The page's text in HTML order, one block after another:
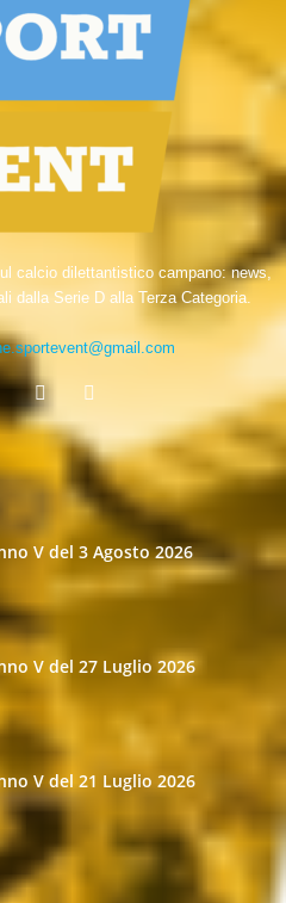
calcio dilettantistico campano: news,
dalla Serie D alla Terza Categoria.
V del 3 Agosto 2026
V del 27 Luglio 2026
V del 21 Luglio 2026